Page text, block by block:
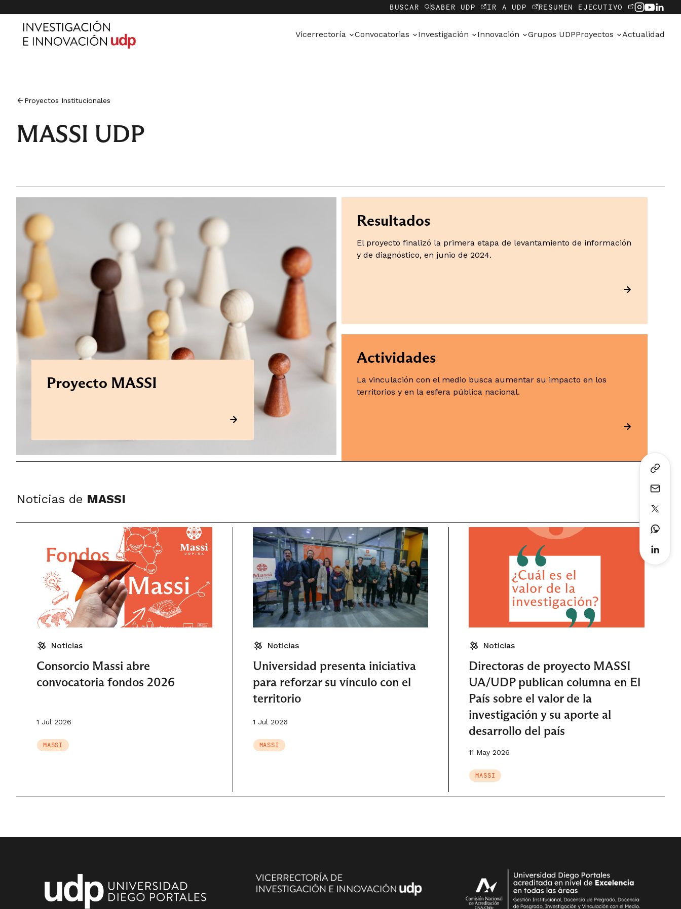
BUSCAR SABER UDP IR A UDP RESUMEN EJECUTIVO
Vicerrectoría Convocatorias Investigación Innovación Grupos UDPProyectos Actualidad
Proyectos Institucionales
MASSI UDP
Proyecto MASSI
Resultados
El proyecto finalizó la primera etapa de levantamiento de información
y de diagnóstico, en junio de 2024.
Actividades
La vinculación con el medio busca aumentar su impacto en los
territorios y en la esfera pública nacional.
Noticias de MASSI
Noticias
Consorcio Massi abre
convocatoria fondos 2026
1 Jul 2026
MASSI
Noticias
Universidad presenta iniciativa
para reforzar su vínculo con el
territorio
1 Jul 2026
MASSI
Noticias
Directoras de proyecto MASSI
UA/UDP publican columna en El
País sobre el valor de la
investigación y su aporte al
desarrollo del país
11 May 2026
MASSI